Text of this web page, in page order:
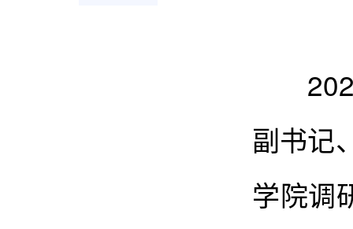
2026
副书记
学院调